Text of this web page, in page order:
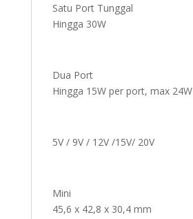
Satu Port Tunggal
Hingga 30W
Dua Port
Hingga 15W per port, max 24W
5V / 9V / 12V /15V/ 20V
Mini
45,6 x 42,8 x 30,4 mm